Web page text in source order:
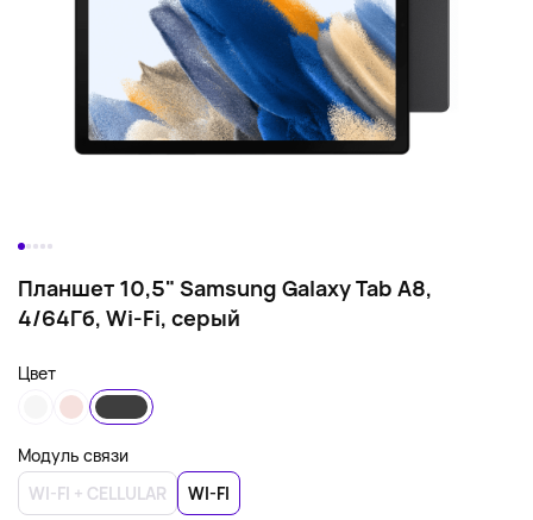
Планшет 10,5" Samsung Galaxy Tab A8,
4/64Гб, Wi-Fi, серый
Цвет
Модуль связи
WI-FI + CELLULAR
WI-FI